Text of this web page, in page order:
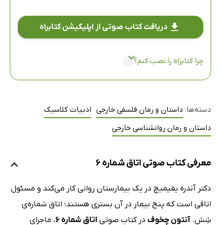
دریافت کتاب صوتی از اپلیکیشن کتابراه
چرا کتابراه را نصب کنم؟
دسته‌ها: داستان و رمان فلسفی خارجی ادبیات کلاسیک
داستان و رمان روانشناسی خارجی
معرفی کتاب صوتی اتاق شماره 6
دکتر آندره یفیمیچ در یک بیمارستان روانی کار می‌کند و مسئول
اتاقی است که پنج بیمار در آن بستری هستند؛ اتاق شماره‌ی
شِش.آنتون چخوف در کتاب صوتی اتاق شماره 6
، ماجرای